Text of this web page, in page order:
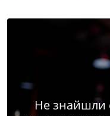
Не знайшли